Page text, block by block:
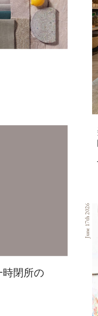
閉所の
June 17th 2026